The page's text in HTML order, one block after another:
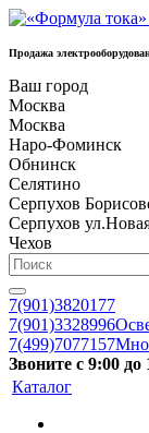
Продажа
Ваш город
Москва
Москва
Наро-Фоминск
Обнинск
Селятино
Серпухов
Серпухов
Чехов
7(901)3820177
7(901)3328996
7(499)7077157
Звоните с 9:00 до
Каталог